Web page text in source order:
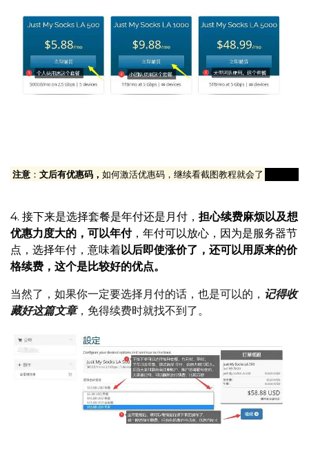
注意： 文后有优惠码， 如何激活优惠码，继续看截图教程就会了
4. 接下来是选择套餐是年付还是月付， 担心续费麻烦以及想
优惠力度大的，可以年付，年付可以放心，因为是服务器节
点，选择年付，意味着以后即使涨价了，还可以用原来的价
格续费，这个是比较好的优点。
当然了，如果你一定要选择月付的话，也是可以的， 记得收
藏好这篇文章，免得续费时就找不到了。